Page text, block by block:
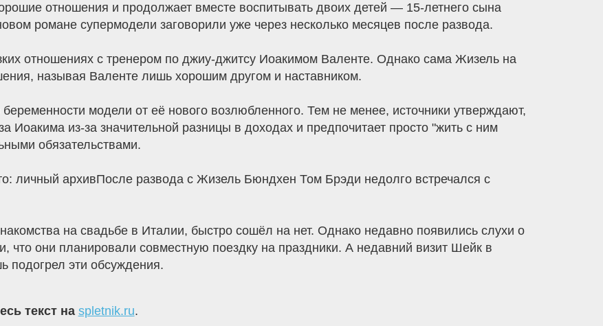
отношения и продолжает вместе воспитывать двоих детей — 15-летнего сына
романе супермодели заговорили уже через несколько месяцев после развода.
отношениях с тренером по джиу-джитсу Иоакимом Валенте. Однако сама Жизель на
называя Валенте лишь хорошим другом и наставником.
модели от её нового возлюбленного. Тем не менее, источники утверждают,
Иоакима из-за значительной разницы в доходах и предпочитает просто "жить с ним
обязательствами.
личный архивПосле развода с Жизель Бюндхен Том Брэди недолго встречался с
на свадьбе в Италии, быстро сошёл на нет. Однако недавно появились слухи о
они планировали совместную поездку на праздники. А недавний визит Шейк в
подогрел эти обсуждения.
текст на spletnik.ru.